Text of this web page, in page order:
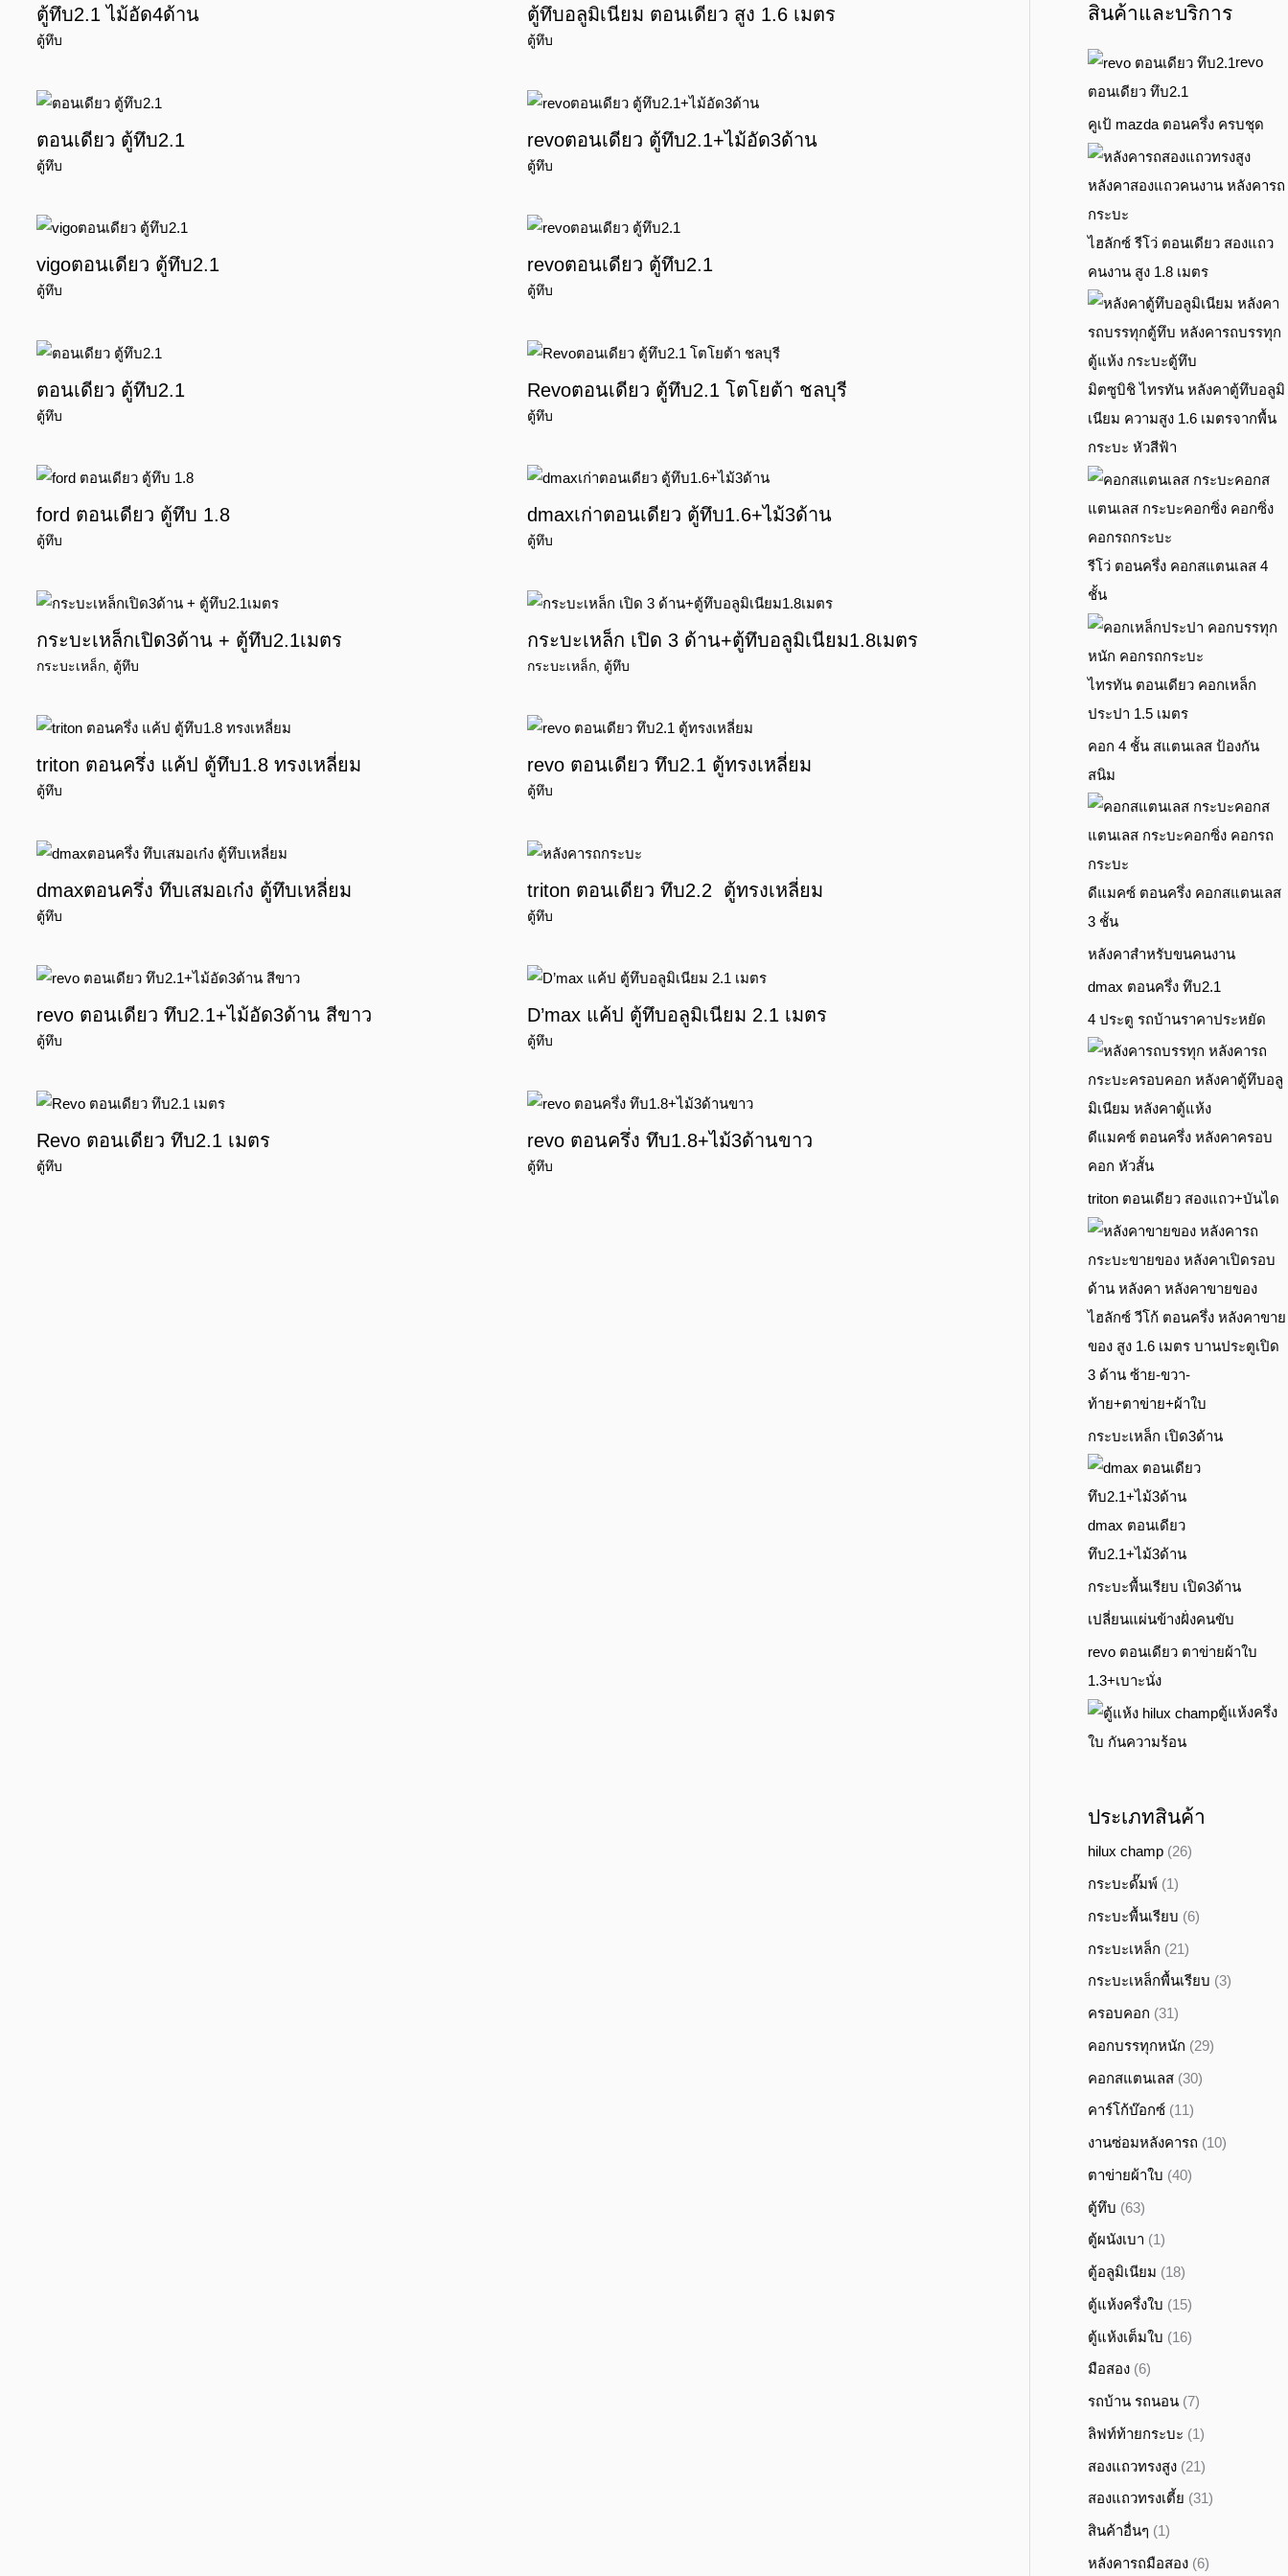
ตู้ทึบ2.1 ไม้อัด4ด้าน
ตู้ทึบ
ตู้ทึบอลูมิเนียม ตอนเดียว สูง 1.6 เมตร
ตู้ทึบ
ตอนเดียว ตู้ทึบ2.1
ตู้ทึบ
revoตอนเดียว ตู้ทึบ2.1+ไม้อัด3ด้าน
ตู้ทึบ
vigoตอนเดียว ตู้ทึบ2.1
ตู้ทึบ
revoตอนเดียว ตู้ทึบ2.1
ตู้ทึบ
ตอนเดียว ตู้ทึบ2.1
ตู้ทึบ
Revoตอนเดียว ตู้ทึบ2.1 โตโยต้า ชลบุรี
ตู้ทึบ
ford ตอนเดียว ตู้ทึบ 1.8
ตู้ทึบ
dmaxเก่าตอนเดียว ตู้ทึบ1.6+ไม้3ด้าน
ตู้ทึบ
กระบะเหล็กเปิด3ด้าน + ตู้ทึบ2.1เมตร
กระบะเหล็ก, ตู้ทึบ
กระบะเหล็ก เปิด 3 ด้าน+ตู้ทึบอลูมิเนียม1.8เมตร
กระบะเหล็ก, ตู้ทึบ
triton ตอนครึ่ง แค้ป ตู้ทึบ1.8 ทรงเหลี่ยม
ตู้ทึบ
revo ตอนเดียว ทึบ2.1 ตู้ทรงเหลี่ยม
ตู้ทึบ
dmaxตอนครึ่ง ทึบเสมอเก๋ง ตู้ทึบเหลี่ยม
ตู้ทึบ
triton ตอนเดียว ทึบ2.2 ตู้ทรงเหลี่ยม
ตู้ทึบ
revo ตอนเดียว ทึบ2.1+ไม้อัด3ด้าน สีขาว
ตู้ทึบ
D’max แค้ป ตู้ทึบอลูมิเนียม 2.1 เมตร
ตู้ทึบ
Revo ตอนเดียว ทึบ2.1 เมตร
ตู้ทึบ
revo ตอนครึ่ง ทึบ1.8+ไม้3ด้านขาว
ตู้ทึบ
สินค้าและบริการ
revo
ตอนเดียว ทึบ2.1
คูเป้ mazda ตอนครึ่ง ครบชุด
ไฮลักซ์ รีโว่ ตอนเดียว สองแถว
คนงาน สูง 1.8 เมตร
มิตซูบิชิ ไทรทัน หลังคาตู้ทึบอลูมิ
เนียม ความสูง 1.6 เมตรจากพื้น
กระบะ หัวสีฟ้า
รีโว่ ตอนครึ่ง คอกสแตนเลส 4
ชั้น
ไทรทัน ตอนเดียว คอกเหล็ก
ประปา 1.5 เมตร
คอก 4 ชั้น สแตนเลส ป้องกัน
สนิม
ดีแมคซ์ ตอนครึ่ง คอกสแตนเลส
3 ชั้น
หลังคาสำหรับขนคนงาน
dmax ตอนครึ่ง ทึบ2.1
4 ประตู รถบ้านราคาประหยัด
ดีแมคซ์ ตอนครึ่ง หลังคาครอบ
คอก หัวสั้น
triton ตอนเดียว สองแถว+บันได
ไฮลักซ์ วีโก้ ตอนครึ่ง หลังคาขาย
ของ สูง 1.6 เมตร บานประตูเปิด
3 ด้าน ซ้าย-ขวา-
ท้าย+ตาข่าย+ผ้าใบ
กระบะเหล็ก เปิด3ด้าน
dmax ตอนเดียว
ทึบ2.1+ไม้3ด้าน
กระบะพื้นเรียบ เปิด3ด้าน
เปลี่ยนแผ่นข้างฝั่งคนขับ
revo ตอนเดียว ตาข่ายผ้าใบ
1.3+เบาะนั่ง
ตู้แห้งครึ่ง
ใบ กันความร้อน
ประเภทสินค้า
hilux champ (26)
กระบะดั๊มพ์ (1)
กระบะพื้นเรียบ (6)
กระบะเหล็ก (21)
กระบะเหล็กพื้นเรียบ (3)
ครอบคอก (31)
คอกบรรทุกหนัก (29)
คอกสแตนเลส (30)
คาร์โก้บ๊อกซ์ (11)
งานซ่อมหลังคารถ (10)
ตาข่ายผ้าใบ (40)
ตู้ทึบ (63)
ตู้ผนังเบา (1)
ตู้อลูมิเนียม (18)
ตู้แห้งครึ่งใบ (15)
ตู้แห้งเต็มใบ (16)
มือสอง (6)
รถบ้าน รถนอน (7)
ลิฟท์ท้ายกระบะ (1)
สองแถวทรงสูง (21)
สองแถวทรงเตี้ย (31)
สินค้าอื่นๆ (1)
หลังคารถมือสอง (6)